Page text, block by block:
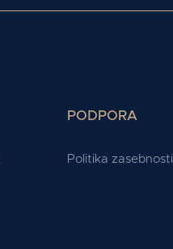
PODPORA
Politika zasebnosti